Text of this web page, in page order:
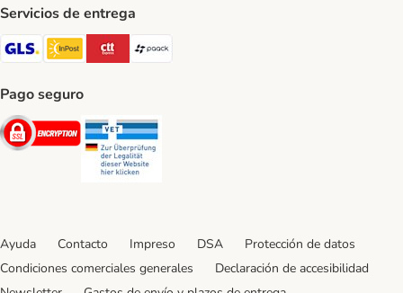
Servicios de entrega
GLS Shipping Method
InPost Shipping Method
CTTExpress Shipping Method
paack Shipping Method
Pago seguro
Security
Ayuda Contacto Impreso DSA
Protección de datos
Condiciones comerciales generales
Declaración de accesibilidad